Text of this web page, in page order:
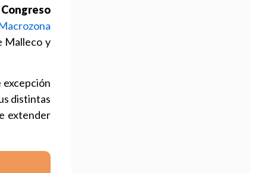
Malleco y
excepción
distintas
extender